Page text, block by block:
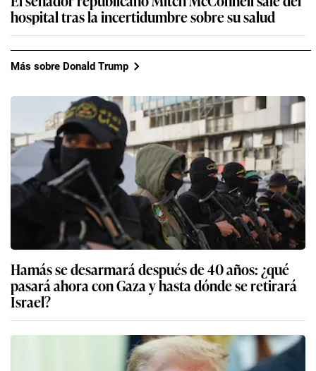
hospital tras la incertidumbre sobre su salud
Más sobre Donald Trump
Hamás se desarmará después de 40 años: ¿qué
pasará ahora con Gaza y hasta dónde se retirará
Israel?